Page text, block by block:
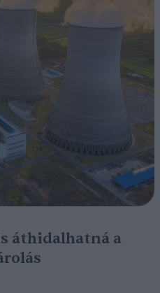
áthidalhatná a